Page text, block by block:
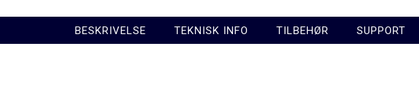
BESKRIVELSE TEKNISK INFO TILBEHØR SUPPORT